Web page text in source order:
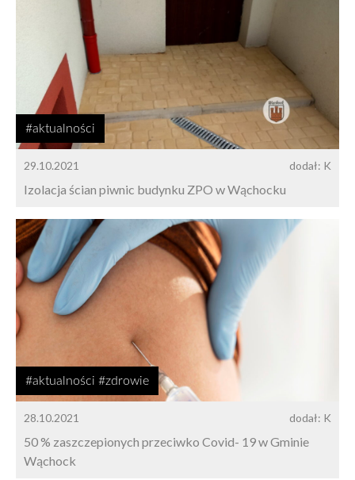
#aktualności
29.10.2021 dodał: K
Izolacja ścian piwnic budynku ZPO w Wąchocku
#aktualności #zdrowie
28.10.2021 dodał: K
50 % zaszczepionych przeciwko Covid- 19 w Gminie
Wąchock